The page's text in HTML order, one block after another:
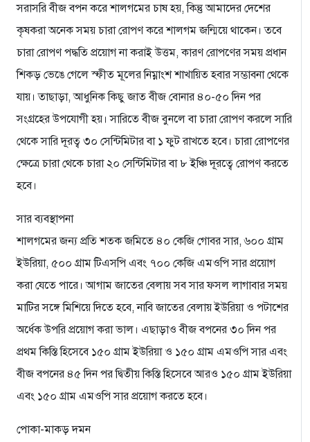
সরাসরি বীজ বপন করে শালগমের চাষ হয়, কিন্তু আমাদের দেশের
কৃষকরা অনেক সময় চারা রোপণ করে শালগম জন্মিয়ে থাকেন। তবে
চারা রোপণ পদ্ধতি প্রয়োগ না করাই উত্তম, কারণ রোপণের সময় প্রধান
শিকড় ভেঙে গেলে স্ফীত মূলের নিম্নাংশ শাখায়িত হবার সম্ভাবনা থেকে
যায়। তাছাড়া, আধুনিক কিছু জাত বীজ বোনার ৪০-৫০ দিন পর
সংগ্রহের উপযোগী হয়। সারিতে বীজ বুনলে বা চারা রোপণ করলে সারি
থেকে সারি দূরত্ব ৩০ সেন্টিমিটার বা ১ ফুট রাখতে হবে। চারা রোপণের
ক্ষেত্রে চারা থেকে চারা ২০ সেন্টিমিটার বা ৮ ইঞ্চি দূরত্বে রোপণ করতে
হবে।
সার ব্যবস্থাপনা
শালগমের জন্য প্রতি শতক জমিতে ৪০ কেজি গোবর সার, ৬০০ গ্রাম
ইউরিয়া, ৫০০ গ্রাম টিএসপি এবং ৭০০ কেজি এমওপি সার প্রয়োগ
করা যেতে পারে। আগাম জাতের বেলায় সব সার ফসল লাগাবার সময়
মাটির সঙ্গে মিশিয়ে দিতে হবে, নাবি জাতের বেলায় ইউরিয়া ও পটাশের
অর্ধেক উপরি প্রয়োগ করা ভাল। এছাড়াও বীজ বপনের ৩০ দিন পর
প্রথম কিস্তি হিসেবে ১৫০ গ্রাম ইউরিয়া ও ১৫০ গ্রাম এমওপি সার এবং
বীজ বপনের ৪৫ দিন পর দ্বিতীয় কিস্তি হিসেবে আরও ১৫০ গ্রাম ইউরিয়া
এবং ১৫০ গ্রাম এমওপি সার প্রয়োগ করতে হবে।
পোকা-মাকড় দমন